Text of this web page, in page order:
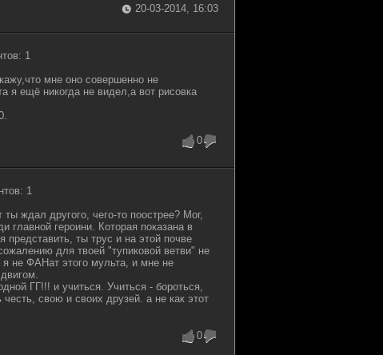
20-03-2014, 16:03
1
мне оно совершенно не
я ещё никогда не видел,а вот рисовка
0
1
ждал другого, чего-то поострее? Мог,
главной героини. Которая показана в
ты трус и на этой почве
для твоей "тупиковой ветви" не
я не ФАНат этого мульта, и мне не
ГГ!!! и учиться. Учиться - бороться,
честь, свою и своих друзей. а не как этот
0